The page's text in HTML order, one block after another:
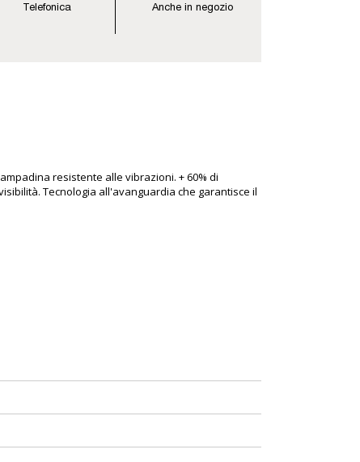
Telefonica
Anche in negozio
resistente alle vibrazioni. + 60% di
Tecnologia all'avanguardia che garantisce il